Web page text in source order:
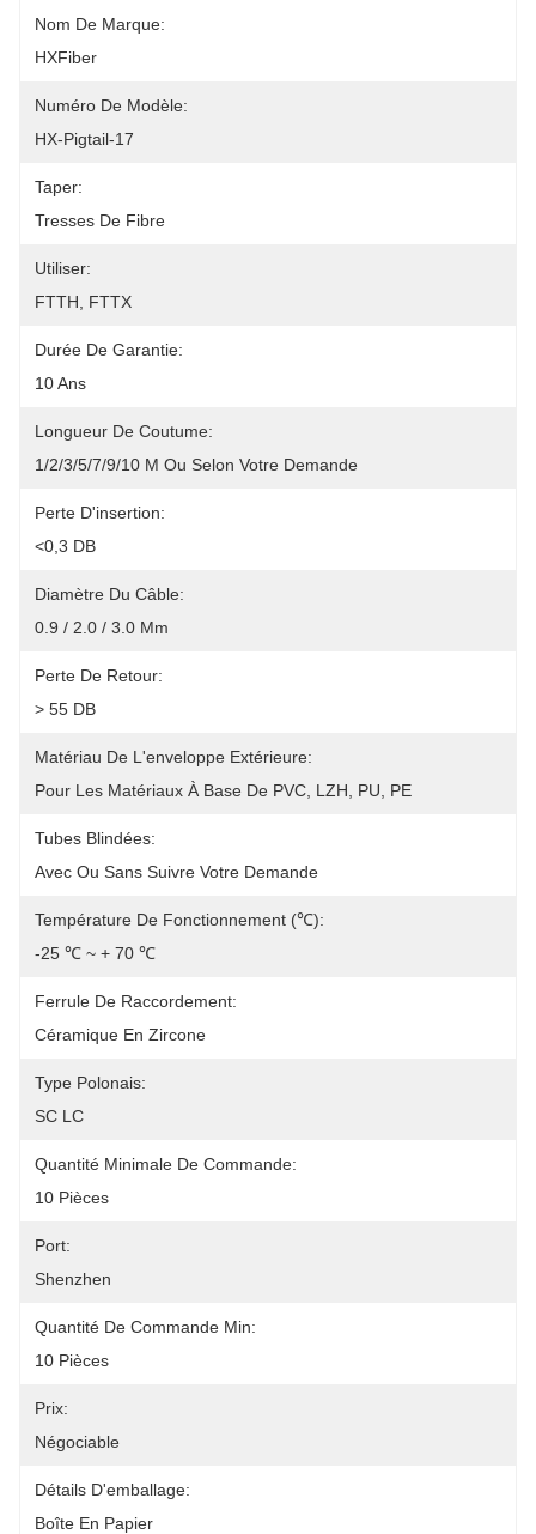
Nom De Marque:
HXFiber
Numéro De Modèle:
HX-Pigtail-17
Taper:
Tresses De Fibre
Utiliser:
FTTH, FTTX
Durée De Garantie:
10 Ans
Longueur De Coutume:
1/2/3/5/7/9/10 M Ou Selon Votre Demande
Perte D'insertion:
<0,3 DB
Diamètre Du Câble:
0.9 / 2.0 / 3.0 Mm
Perte De Retour:
> 55 DB
Matériau De L'enveloppe Extérieure:
Pour Les Matériaux À Base De PVC, LZH, PU, PE
Tubes Blindées:
Avec Ou Sans Suivre Votre Demande
Température De Fonctionnement (℃):
-25 ℃ ~ + 70 ℃
Ferrule De Raccordement:
Céramique En Zircone
Type Polonais:
SC LC
Quantité Minimale De Commande:
10 Pièces
Port:
Shenzhen
Quantité De Commande Min:
10 Pièces
Prix:
Négociable
Détails D'emballage:
Boîte En Papier